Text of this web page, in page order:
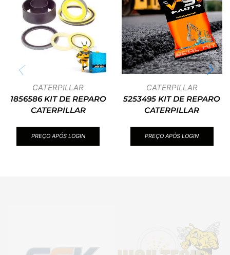
CATERPILLAR
1856586 KIT DE REPARO
CATERPILLAR
PREÇO APÓS LOGIN
CATERPILLAR
5253495 KIT DE REPARO
CATERPILLAR
PREÇO APÓS LOGIN